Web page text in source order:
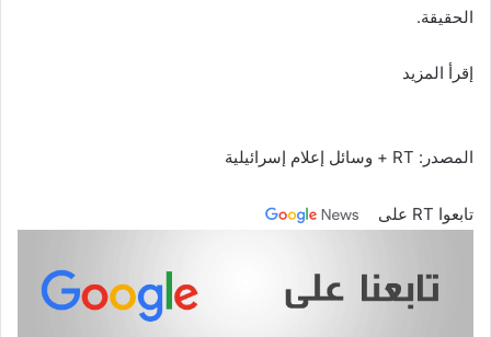
الحقيقة.
إقرأ المزيد
المصدر: RT + وسائل إعلام إسرائيلية
تابعوا RT على